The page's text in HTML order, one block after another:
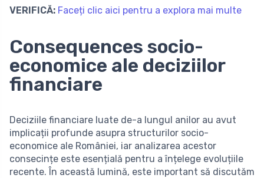
VERIFICĂ: Faceți clic aici pentru a explora mai multe
Consequences socio-
economice ale deciziilor
financiare
Deciziile financiare luate de-a lungul anilor au avut
implicații profunde asupra structurilor socio-
economice ale României, iar analizarea acestor
consecințe este esențială pentru a înțelege evoluțiile
recente. În această lumină, este important să discutăm